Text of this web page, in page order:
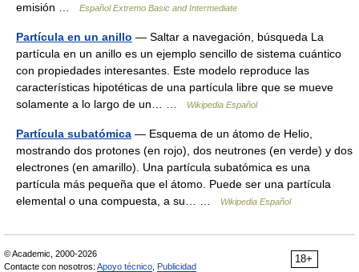
emisión …
Español Extremo Basic and Intermediate
Partícula en un anillo — Saltar a navegación, búsqueda La
partícula en un anillo es un ejemplo sencillo de sistema cuántico
con propiedades interesantes. Este modelo reproduce las
características hipotéticas de una partícula libre que se mueve
solamente a lo largo de un… …
Wikipedia Español
Partícula subatómica — Esquema de un átomo de Helio,
mostrando dos protones (en rojo), dos neutrones (en verde) y dos
electrones (en amarillo). Una partícula subatómica es una
partícula más pequeña que el átomo. Puede ser una partícula
elemental o una compuesta, a su… …
Wikipedia Español
18+
© Academic, 2000-2026
Contacte con nosotros: Apoyo técnico Publicidad